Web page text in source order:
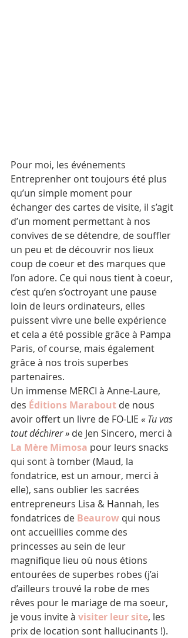
Pour moi, les événements
Entreprenher ont toujours été plus
qu’un simple moment pour
échanger des cartes de visite, il s’agit
d’un moment permettant à nos
convives de se détendre, de souffler
un peu et de découvrir nos lieux
coup de coeur et des marques que
l’on adore. Ce qui nous tient à coeur,
c’est qu’en s’octroyant une pause
loin de leurs ordinateurs, elles
puissent vivre une belle expérience
et cela a été possible grâce à Pampa
Paris, of course, mais également
grâce à nos trois superbes
partenaires.
Un immense MERCI à Anne-Laure,
des Éditions Marabout de nous
avoir offert un livre de FO-LIE « Tu vas
tout déchirer » de Jen Sincero, merci à
La Mère Mimosa pour leurs snacks
qui sont à tomber (Maud, la
fondatrice, est un amour, merci à
elle), sans oublier les sacrées
entrepreneurs Lisa & Hannah, les
fondatrices de Beaurow qui nous
ont accueillies comme des
princesses au sein de leur
magnifique lieu où nous étions
entourées de superbes robes (j’ai
d’ailleurs trouvé la robe de mes
rêves pour le mariage de ma soeur,
je vous invite à visiter leur site, les
prix de location sont hallucinants !).